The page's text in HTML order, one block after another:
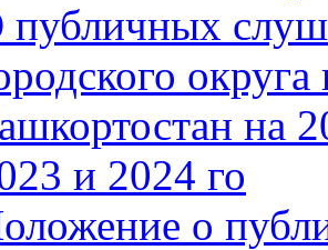
на
и 2024 го
о